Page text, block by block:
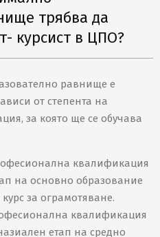
трябва да
курсист в ЦПО?
равнище е
от степента на
за която ще се обучава
квалификация
на основно образование
за ограмотяване.
квалификация
етап на средно